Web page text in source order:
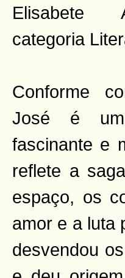
Elisabete
categoria
Conforme
José é um
fascinante e
reflete a
espaço, os
amor e a luta
desvendou